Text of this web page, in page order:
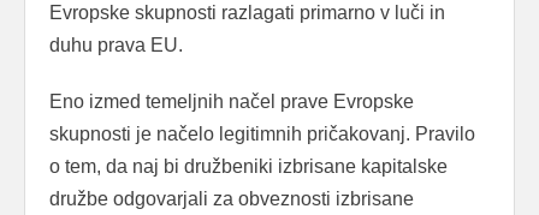
Evropske skupnosti razlagati primarno v luči in
duhu prava EU.
Eno izmed temeljnih načel prave Evropske
skupnosti je načelo legitimnih pričakovanj. Pravilo
o tem, da naj bi družbeniki izbrisane kapitalske
družbe odgovarjali za obveznosti izbrisane